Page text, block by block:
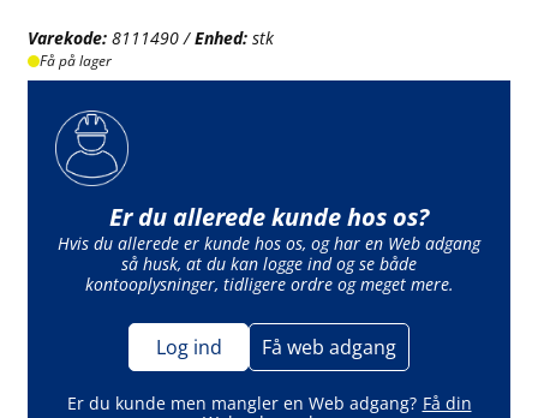
Varekode: 8111490 /Enhed: stk
Få på lager
Er du allerede kunde hos os?
Hvis du allerede er kunde hos os, og har en Web adgang
så husk, at du kan logge ind og se både
kontooplysninger, tidligere ordre og meget mere.
Log ind Få web adgang
Er du kunde men mangler en Web adgang? Få din